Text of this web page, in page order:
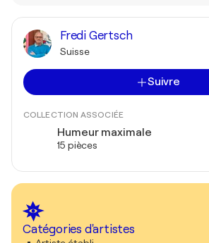
Fredi Gertsch
Suisse
Suivre
COLLECTION ASSOCIÉE
Humeur maximale
15 pièces
Catégories d'artistes